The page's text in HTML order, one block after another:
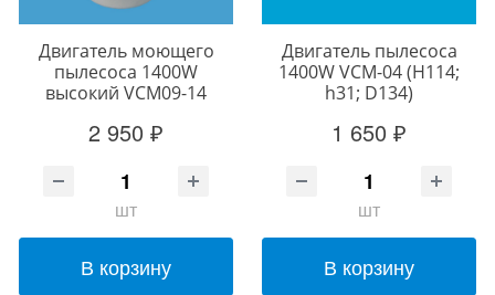
Двигатель моющего
пылесоса 1400W
высокий VCM09-14
2 950 ₽
шт
В корзину
Двигатель пылесоса
1400W VCM-04 (H114;
h31; D134)
1 650 ₽
шт
В корзину